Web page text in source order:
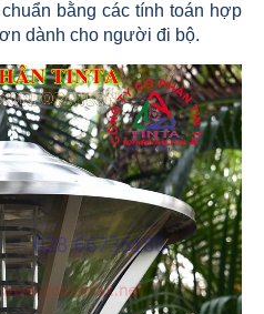
bằng các tính toán hợp
dành cho người đi bộ.